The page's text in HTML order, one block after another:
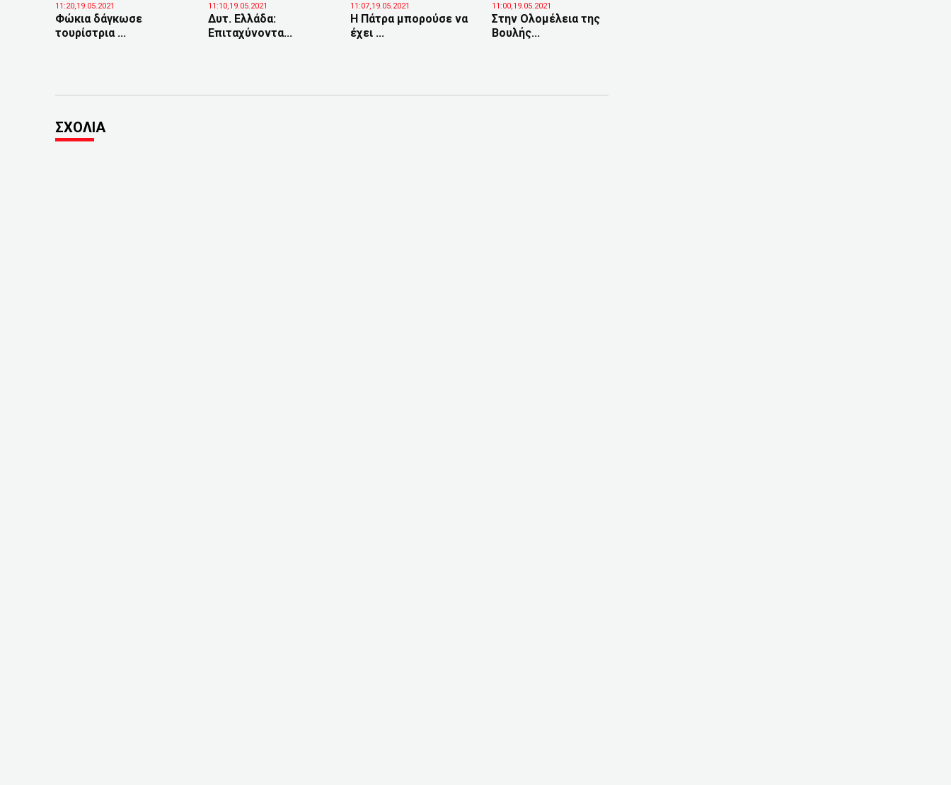
11:20,19.05.2021
Φώκια δάγκωσε
τουρίστρια ...
11:10,19.05.2021
Δυτ. Ελλάδα:
Επιταχύνοντα...
11:07,19.05.2021
Η Πάτρα μπορούσε να
έχει ...
11:00,19.05.2021
Στην Ολομέλεια της
Βουλής...
ΣΧΟΛΙΑ